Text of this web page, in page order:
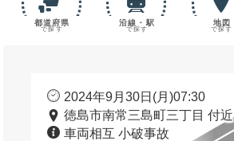
都道府県
で探す
沿線・駅
で探す
地図
で探す
2024年9月30日(月)07:30
徳島市南常三島町三丁目 付近
車両相互 小破事故